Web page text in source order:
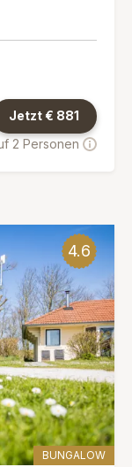
Jetzt € 881
2 Personen
4.6
BUNGALOW